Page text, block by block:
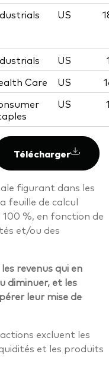
US
US
Care US
US
Télécharger
figurant dans les
feuille de calcul
%, en fonction de
et/ou des
revenus qui en
diminuer, et les
leur mise de
excluent les
et les produits